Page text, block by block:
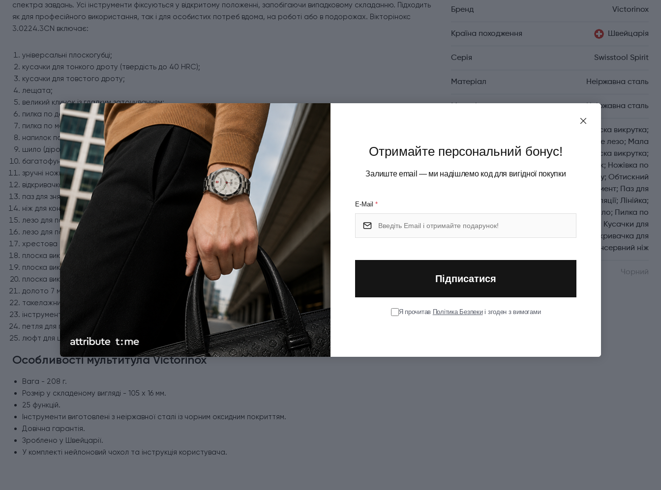
спектра завдань. Усі інструменти фіксуються у відкритому положенні, запобігаючи випадковому складанню. Підходить
як для професійного використання, так і для особистих потреб вдома, на роботі або в подорожах. Вікторінокс
3.0224.3CN включає:
універсальні плоскогубці;
кусачки для тонкого дроту (твердість до 40 HRC);
кусачки для товстого дроту;
лещата;
великий клинок із гладким заточуванням;
пилка по дереву;
пилка по металу;
напилок по металу;
шило (дірокол);
багатофункціональний гачок;
зручні ножиці;
відкривачка для пляшок;
паз для зняття ізоляції;
ніж для консервів;
лезо для поздовжнього розрізу кабелю;
лезо для поперечного розрізу кабелю;
хрестова викрутка (тип ½);
плоска викрутка 2 мм;
плоска викрутка 3 мм;
плоска викрутка 6 мм;
долото 7 мм;
такелажний інструмент;
інструмент для зачистки дроту;
петля для підвісу;
люфт для штопора (штопор купується окремо).
Особливості мультитула Victorinox
Вага - 208 г.
Розмір у складеному вигляді - 105 x 16 мм.
25 функцій.
Інструменти виготовлені з неіржавної сталі із чорним оксидним покриттям.
Довічна гарантія.
Зроблено у Швейцарії.
У комплекті нейлоновий чохол та інструкція користувача.
Бренд Victorinox
Країна походження Швейцарія
Серія Swisstool Spirit
Матеріал Неіржавна сталь
Неіржавна сталь
Велика пласка викрутка;
Велике лезо; Мала
пласка викрутка;
Напилок; Ножівка по
металу; Обтискний
інструмент; Паз для
зняття ізоляції; Лінійка;
Дірокол-шило; Пилка по
дереву; Кусачки для
дроту; Відкривачка для
пляшок; Консервний ніж
Чорний
Отримайте персональний бонус!
Залиште email — ми надішлемо код для вигідної покупки
E-Mail *
Підписатися
Я прочитав Політика Безпекиі згоден з вимогами